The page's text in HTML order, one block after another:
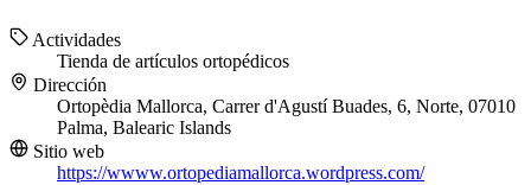
Actividades
Tienda de artículos ortopédicos
Dirección
Ortopèdia Mallorca, Carrer d'Agustí Buades, 6, Norte, 07010
Palma, Balearic Islands
Sitio web
https://wwww.ortopediamallorca.wordpress.com/